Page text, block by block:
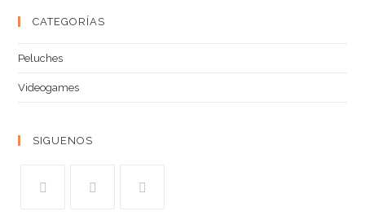
CATEGORÍAS
Peluches
Videogames
SIGUENOS